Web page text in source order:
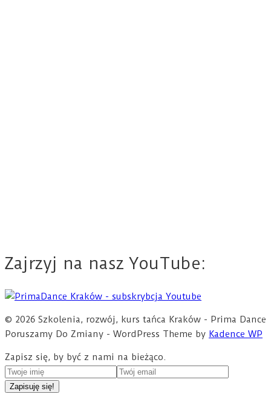
Zajrzyj na nasz YouTube:
© 2026 Szkolenia, rozwój, kurs tańca Kraków - Prima Dance
Poruszamy Do Zmiany - WordPress Theme by Kadence WP
Zapisz się, by być z nami na bieżąco.